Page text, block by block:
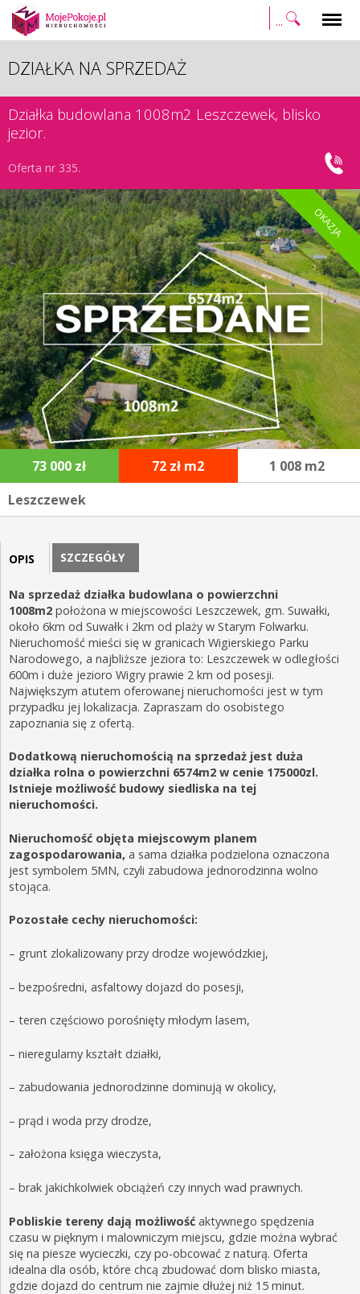
Szukaj
DZIAŁKA NA SPRZEDAŻ
Działka budowlana 1008m2 Leszczewek, blisko
jezior.
Oferta nr 335.
OKAZJA
73 000 zł 72 zł m2
1 008 m2
Leszczewek
OPIS SZCZEGÓŁY
Na sprzedaż działka budowlana o powierzchni
1008m2 położona w miejscowości Leszczewek, gm. Suwałki,
około 6km od Suwałk i 2km od plaży w Starym Folwarku.
Nieruchomość mieści się w granicach Wigierskiego Parku
Narodowego, a najbliższe jeziora to: Leszczewek w odległości
600m i duże jezioro Wigry prawie 2 km od posesji.
Największym atutem oferowanej nieruchomości jest w tym
przypadku jej lokalizacja. Zapraszam do osobistego
zapoznania się z ofertą.
Dodatkową nieruchomością na sprzedaż jest duża
działka rolna o powierzchni 6574m2 w cenie 175000zl.
Istnieje możliwość budowy siedliska na tej
nieruchomości.
Nieruchomość objęta miejscowym planem
zagospodarowania, a sama działka podzielona oznaczona
jest symbolem 5MN, czyli zabudowa jednorodzinna wolno
stojąca.
Pozostałe cechy nieruchomości:
– grunt zlokalizowany przy drodze wojewódzkiej,
– bezpośredni, asfaltowy dojazd do posesji,
– teren częściowo porośnięty młodym lasem,
– nieregularny kształt działki,
– zabudowania jednorodzinne dominują w okolicy,
– prąd i woda przy drodze,
– założona księga wieczysta,
– brak jakichkolwiek obciążeń czy innych wad prawnych.
Pobliskie tereny dają możliwość aktywnego spędzenia
czasu w pięknym i malowniczym miejscu, gdzie można wybrać
się na piesze wycieczki, czy po-obcować z naturą. Oferta
idealna dla osób, które chcą zbudować dom blisko miasta,
gdzie dojazd do centrum nie zajmie dłużej niż 15 minut.